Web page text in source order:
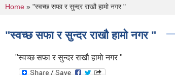
You are here
Home » "स्वच्छ सफा र सुन्दर राखौ हामाे नगर "
"स्वच्छ सफा र सुन्दर राखौ हामाे नगर "
"स्वच्छ सफा र सुन्दर राखौ हामाे नगर "